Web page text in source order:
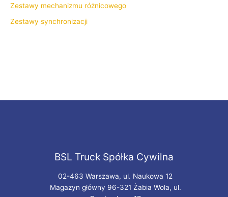
Zestawy mechanizmu różnicowego
Zestawy synchronizacji
BSL Truck Spółka Cywilna
02-463 Warszawa, ul. Naukowa 12
Magazyn główny 96-321 Żabia Wola, ul.